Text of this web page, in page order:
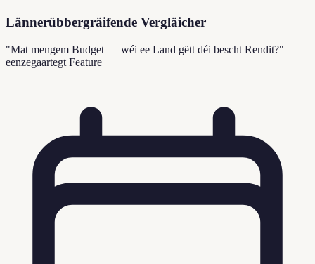
Lännerübbergräifende Vergläicher
"Mat mengem Budget — wéi ee Land gëtt déi bescht Rendit?" —
eenzegaartegt Feature